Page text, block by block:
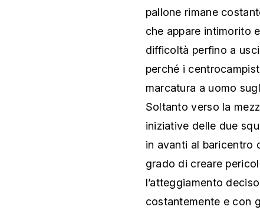
pallone rimane
che appare intimorito
difficoltà perfino a
perché i
marcatura a uomo
Soltanto verso la
iniziative delle due
in avanti al baricentro
grado di creare
l’atteggiamento
costantemente e con